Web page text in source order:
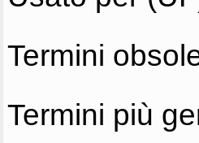
Termini
Termini più